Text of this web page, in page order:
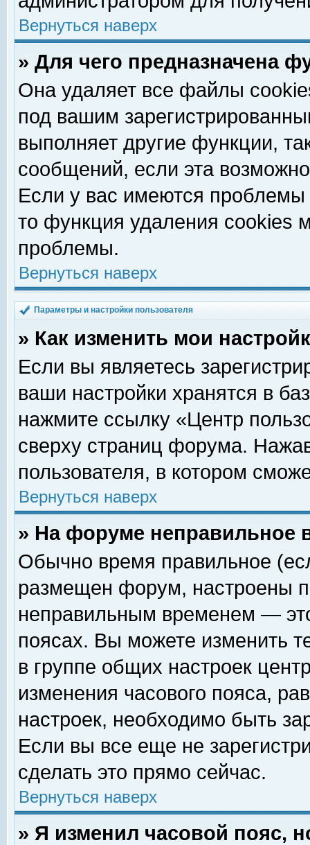
Вернуться наверх
» Для чего предназначена
Она удаляет все файлы
под вашим
выполняет другие функции,
сообщений, если эта
Если у вас имеются
то функция удаления cookies
проблемы.
Вернуться наверх
Параметры и настройки пользователя
» Как изменить мои
Если вы являетесь
ваши настройки хранятся в
нажмите ссылку «Центр
сверху страниц форума.
пользователя, в котором
Вернуться наверх
» На форуме неправильное
Обычно время правильное
размещен форум, настроены
неправильным временем —
поясах. Вы можете изменить
в группе общих настроек
изменения часового пояса,
настроек, необходимо быть
Если вы все еще не
сделать это прямо сейчас.
Вернуться наверх
» Я изменил часовой пояс,